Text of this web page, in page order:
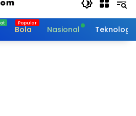
Bola Nasional Teknologi